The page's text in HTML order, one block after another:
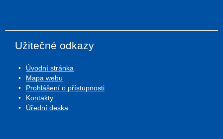
Užitečné odkazy
Úvodní stránka
Mapa webu
Prohlášení o přístupnosti
Kontakty
Úřední deska